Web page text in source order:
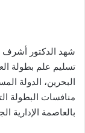
شهد الدكتور أشرف
تسليم علم بطولة
البحرين، الدولة
منافسات البطولة
بالعاصمة الإدارية الجديدة